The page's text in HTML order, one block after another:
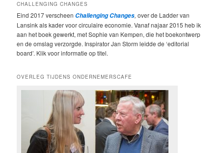
CHALLENGING CHANGES
Eind 2017 verscheen Challenging Changes, over de Ladder van
Lansink als kader voor circulaire economie. Vanaf najaar 2015 heb ik
aan het boek gewerkt, met Sophie van Kempen, die het boekontwerp
en de omslag verzorgde. Inspirator Jan Storm leidde de ‘editorial
board’. Klik voor informatie op titel.
OVERLEG TIJDENS ONDERNEMERSCAFE